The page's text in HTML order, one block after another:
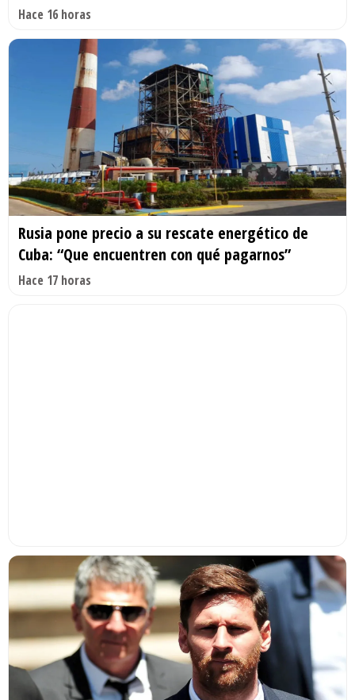
Hace 16 horas
Rusia pone precio a su rescate energético de
Cuba: “Que encuentren con qué pagarnos”
Hace 17 horas